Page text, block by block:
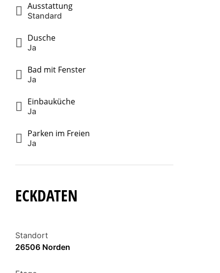
Ausstattung
Standard
Dusche
Ja
Bad mit Fenster
Ja
Einbauküche
Ja
Parken im Freien
Ja
ECKDATEN
Standort
26506 Norden